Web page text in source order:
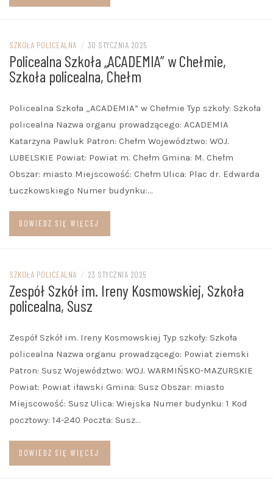
SZKOŁA POLICEALNA / 30 STYCZNIA 2025
Policealna Szkoła „ACADEMIA” w Chełmie,
Szkoła policealna, Chełm
Policealna Szkoła „ACADEMIA” w Chełmie Typ szkoły: Szkoła
policealna Nazwa organu prowadzącego: ACADEMIA
Katarzyna Pawluk Patron: Chełm Województwo: WOJ.
LUBELSKIE Powiat: Powiat m. Chełm Gmina: M. Chełm
Obszar: miasto Miejscowość: Chełm Ulica: Plac dr. Edwarda
Łuczkowskiego Numer budynku:…
DOWIEDZ SIĘ WIĘCEJ
SZKOŁA POLICEALNA / 23 STYCZNIA 2025
Zespół Szkół im. Ireny Kosmowskiej, Szkoła
policealna, Susz
Zespół Szkół im. Ireny Kosmowskiej Typ szkoły: Szkoła
policealna Nazwa organu prowadzącego: Powiat ziemski
Patron: Susz Województwo: WOJ. WARMIŃSKO-MAZURSKIE
Powiat: Powiat iławski Gmina: Susz Obszar: miasto
Miejscowość: Susz Ulica: Wiejska Numer budynku: 1 Kod
pocztowy: 14-240 Poczta: Susz…
DOWIEDZ SIĘ WIĘCEJ